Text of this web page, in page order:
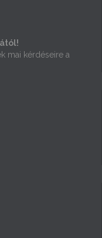
mai kérdéseire a